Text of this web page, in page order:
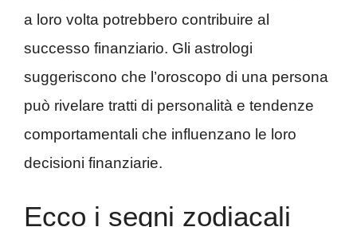
a loro volta potrebbero contribuire al
successo finanziario. Gli astrologi
suggeriscono che l’oroscopo di una persona
può rivelare tratti di personalità e tendenze
comportamentali che influenzano le loro
decisioni finanziarie.
Ecco i segni zodiacali